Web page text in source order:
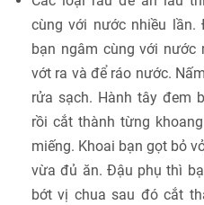
cùng với nước nhiều
bạn ngâm cùng với
vớt ra và để ráo nước.
rửa sạch. Hành tây đem
rồi cắt thành từng
miếng. Khoai bạn gọt bỏ
vừa đủ ăn. Đậu phụ thì
bớt vị chua sau đó cắt